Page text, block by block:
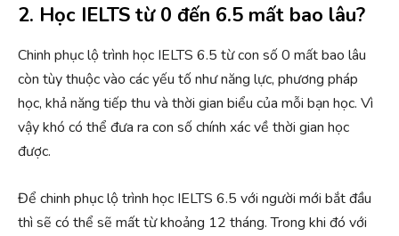
2. Học IELTS từ 0 đến 6.5 mất bao lâu?
Chinh phục lộ trình học IELTS 6.5 từ con số 0 mất bao lâu
còn tùy thuộc vào các yếu tố như năng lực, phương pháp
học, khả năng tiếp thu và thời gian biểu của mỗi bạn học. Vì
vậy khó có thể đưa ra con số chính xác về thời gian học
được.
Để chinh phục lộ trình học IELTS 6.5 với người mới bắt đầu
thì sẽ có thể sẽ mất từ khoảng 12 tháng. Trong khi đó với